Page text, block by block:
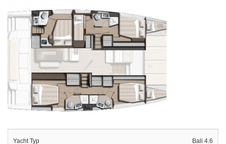
Yacht Typ Bali 4.6